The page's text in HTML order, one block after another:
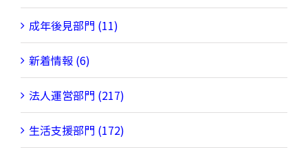
成年後見部門 (11)
新着情報 (6)
法人運営部門 (217)
生活支援部門 (172)